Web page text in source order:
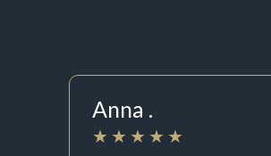
Anna .